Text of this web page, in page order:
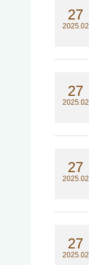
27
2025.02
27
2025.02
27
2025.02
27
2025.02